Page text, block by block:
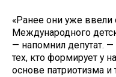
«Ранее они уже
Международного
— напомнил депутат.
тех, кто формирует у
основе патриотизма и